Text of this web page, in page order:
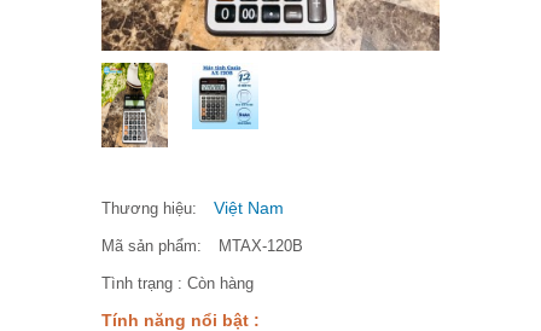
Thương hiệu: Việt Nam
Mã sản phẩm: MTAX-120B
Tình trạng : Còn hàng
Tính năng nổi bật :